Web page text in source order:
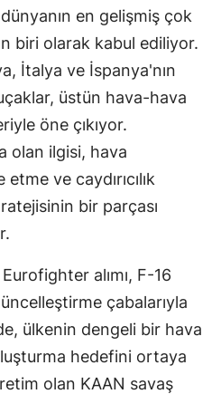
en gelişmiş çok
biri olarak kabul ediliyor.
İtalya ve İspanya'nın
üstün hava-hava
öne çıkıyor.
olan ilgisi, hava
ve caydırıcılık
bir parçası
alımı, F-16
çabalarıyla
ülkenin dengeli bir hava
hedefini ortaya
olan KAAN savaş